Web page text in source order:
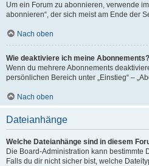
Um ein Forum zu abonnieren, verwende
abonnieren“, der sich meist am Ende der
Nach oben
Wie deaktiviere ich meine Abonnements?
Wenn du mehrere Abonnements
persönlichen Bereich unter „Einstieg“ –
Nach oben
Dateianhänge
Welche Dateianhänge sind in diesem
Die Board-Administration kann bestimmte
Falls du dir nicht sicher bist, welche